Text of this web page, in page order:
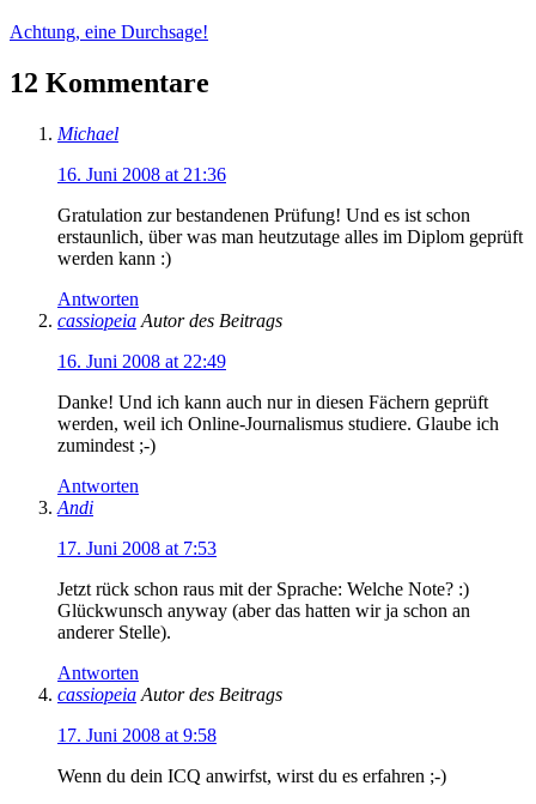
Achtung, eine Durchsage!
12 Kommentare
Michael
16. Juni 2008 at 21:36
Gratulation zur bestandenen Prüfung! Und es ist schon
erstaunlich, über was man heutzutage alles im Diplom geprüft
werden kann :)
Antworten
cassiopeia Autor des Beitrags
16. Juni 2008 at 22:49
Danke! Und ich kann auch nur in diesen Fächern geprüft
werden, weil ich Online-Journalismus studiere. Glaube ich
zumindest ;-)
Antworten
Andi
17. Juni 2008 at 7:53
Jetzt rück schon raus mit der Sprache: Welche Note? :)
Glückwunsch anyway (aber das hatten wir ja schon an
anderer Stelle).
Antworten
cassiopeia Autor des Beitrags
17. Juni 2008 at 9:58
Wenn du dein ICQ anwirfst, wirst du es erfahren ;-)